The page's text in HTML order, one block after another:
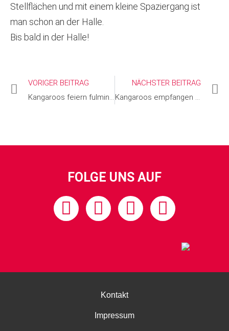
Stellflächen und mit einem kleine Spaziergang ist
man schon an der Halle.
Bis bald in der Halle!
VORIGER BEITRAG
Kangaroos feiern fulminanten Sieg beim BBC Coburg
NÄCHSTER BEITRAG
Kangaroos empfangen im Topspiel die Rhein Stars Köln
FOLGE UNS AUF
Kontakt
Impressum